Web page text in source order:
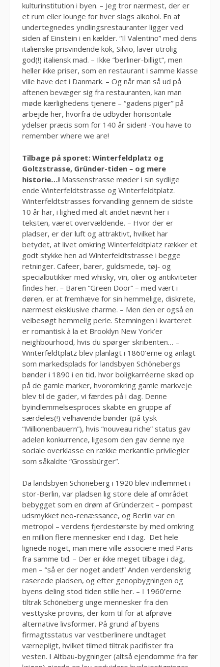
kulturinstitution i byen. – Jeg tror nærmest, der er
et rum eller lounge for hver slags alkohol. En af
undertegnedes yndlingsrestauranter ligger ved
siden af Einstein i en kælder. “Il Valentino” med dens
italienske prisvindende kok, Silvio, laver utrolig
god(!) italiensk mad. – Ikke “berliner-billigt”, men
heller ikke priser, som en restaurant i samme klasse
ville have det i Danmark. – Og når man så ud på
aftenen bevæger sig fra restauranten, kan man
møde kærlighedens tjenere – “gadens piger” på
arbejde her, hvorfra de udbyder horisontale
ydelser præcis som for 140 år siden! -You have to
remember where we are!
Tilbage på sporet: Winterfeldplatz og
Goltzstrasse, Gründer-tiden – og mere
historie…! Massenstrasse møder i sin sydlige
ende Winterfeldtstrasse og Winterfeldtplatz.
Winterfeldtstrasses forvandling gennem de sidste
10 år har, i lighed med alt andet nævnt her i
teksten, været overvældende. – Hvor der er
pladser, er der luft og attraktivt, hvilket har
betydet, at livet omkring Winterfeldtplatz rækker et
godt stykke hen ad Winterfeldtstrasse i begge
retninger. Cafeer, barer, guldsmede, tøj- og
specialbutikker med whisky, vin, olier og antikviteter
findes her. – Baren “Green Door” – med vært i
døren, er at fremhæve for sin hemmelige, diskrete,
nærmest eksklusive charme. – Men den er også en
velbesøgt hemmelig perle. Stemningen i kvarteret
er romantisk à la et Brooklyn New York’er
neighbourhood, hvis du spørger skribenten… –
Winterfeldtplatz blev planlagt i 1860’erne og anlagt
som markedsplads for landsbyen Schönebergs
bønder i 1890 i en tid, hvor boligkarréerne skød op
på de gamle marker, hvoromkring gamle markveje
blev til de gader, vi færdes på i dag. Denne
byindlemmelsesproces skabte en gruppe af
særdeles(!) velhavende bønder (på tysk
“Millionenbauern”), hvis “nouveau riche” status gav
adelen konkurrence, ligesom den gav denne nye
sociale overklasse en række merkantile privilegier
som såkaldte “Grossbürger”.
Da landsbyen Schöneberg i 1920 blev indlemmet i
stor-Berlin, var pladsen lig store dele af området
bebygget som en drøm af Gründerzeit – pompøst
udsmykket neo-renæssance, og Berlin var en
metropol – verdens fjerdestørste by med omkring
en million flere mennesker end i dag. Det hele
lignede noget, man mere ville associere med Paris
fra samme tid. – Der er ikke meget tilbage i dag,
men – ”så er der noget andet!” Anden verdenskrig
raserede pladsen, og efter genopbygningen og
byens deling stod tiden stille her. – I 1960’erne
tiltrak Schöneberg unge mennesker fra den
vesttyske provins, der kom til for at afprøve
alternative livsformer. På grund af byens
firmagtsstatus var vestberlinere undtaget
værnepligt, hvilket tilmed tiltrak pacifister fra
vesten. I Altbau-bygninger (altså ejendomme fra før